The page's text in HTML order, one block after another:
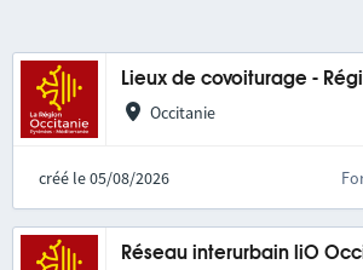
Lieux de covoiturage -
Occitanie
créé le 05/08/2026
Réseau interurbain liO